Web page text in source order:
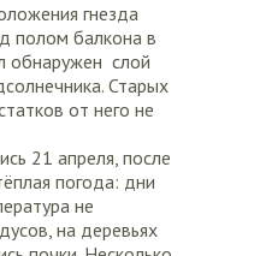
гнезда
полом балкона в
обнаружен слой
Старых
от него не
21 апреля, после
погода: дни
не
на деревьях